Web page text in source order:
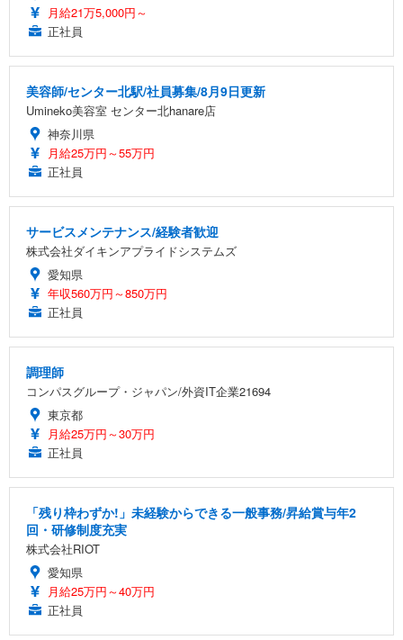
月給21万5,000円～
正社員
美容師/センター北駅/社員募集/8月9日更新
Umineko美容室 センター北hanare店
神奈川県
月給25万円～55万円
正社員
サービスメンテナンス/経験者歓迎
株式会社ダイキンアプライドシステムズ
愛知県
年収560万円～850万円
正社員
調理師
コンパスグループ・ジャパン/外資IT企業21694
東京都
月給25万円～30万円
正社員
「残り枠わずか!」未経験からできる一般事務/昇給賞与年2
回・研修制度充実
株式会社RIOT
愛知県
月給25万円～40万円
正社員